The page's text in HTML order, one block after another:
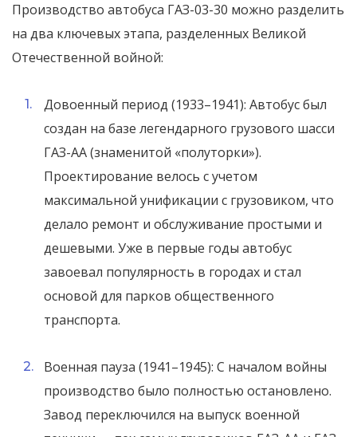
Производство автобуса ГАЗ-03-30 можно разделить
на два ключевых этапа, разделенных Великой
Отечественной войной:
Довоенный период (1933–1941): Автобус был
создан на базе легендарного грузового шасси
ГАЗ-АА (знаменитой «полуторки»).
Проектирование велось с учетом
максимальной унификации с грузовиком, что
делало ремонт и обслуживание простыми и
дешевыми. Уже в первые годы автобус
завоевал популярность в городах и стал
основой для парков общественного
транспорта.
Военная пауза (1941–1945): С началом войны
производство было полностью остановлено.
Завод переключился на выпуск военной